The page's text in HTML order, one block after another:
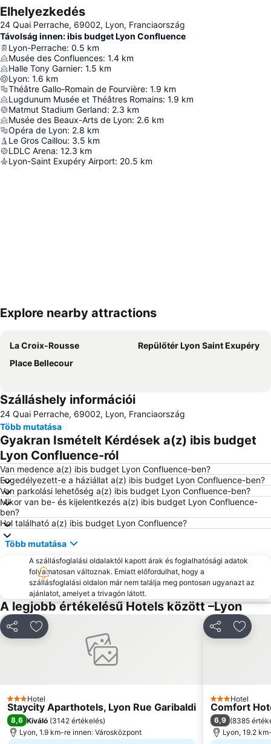
Elhelyezkedés
24 Quai Perrache, 69002, Lyon, Franciaország
Távolság innen: ibis budget Lyon Confluence
Lyon-Perrache: 0.5 km
Musée des Confluences: 1.4 km
Halle Tony Garnier: 1.5 km
Lyon: 1.6 km
Théâtre Gallo-Romain de Fourvière: 1.9 km
Lugdunum Musée et Théâtres Romains: 1.9 km
Matmut Stadium Gerland: 2.3 km
Musée des Beaux-Arts de Lyon: 2.6 km
Opéra de Lyon: 2.8 km
Le Gros Caillou: 3.5 km
LDLC Arena: 12.3 km
Lyon-Saint Exupéry Airport: 20.5 km
Nagy méretű térkép
Explore nearby attractions
La Croix-Rousse
Repülőtér Lyon Saint Exupéry
Place Bellecour
Szálláshely információi
24 Quai Perrache, 69002, Lyon, Franciaország
Több mutatása
Gyakran Ismételt Kérdések a(z) ibis budget
Lyon Confluence-ról
Van medence a(z) ibis budget Lyon Confluence-ben?
Engedélyezett-e a háziállat a(z) ibis budget Lyon Confluence-ben?
Van parkolási lehetőség a(z) ibis budget Lyon Confluence-ben?
Mikor van be- és kijelentkezés a(z) ibis budget Lyon Confluence-
ben?
Hol található a(z) ibis budget Lyon Confluence?
Több mutatása
A szállásfoglalási oldalaktól kapott árak és foglalhatósági adatok
folyamatosan változnak. Emiatt előfordulhat, hogy a
szállásfoglalási oldalon már nem találja meg pontosan ugyanazt az
ajánlatot, amelyet a trivagón látott.
A legjobb értékelésű Hotels között –Lyon
MegosztásHozzáadás a kedvencekhez
3 Kategória
Hotel
Staycity Aparthotels, Lyon Rue Garibaldi
8,6 Kiváló (3142 értékelés)
Lyon, 1.9 km-re innen: Városközpont
Megosztás
3 Kategória
Hotel
Comfort
6,9 (8385
Lyon, 19.2